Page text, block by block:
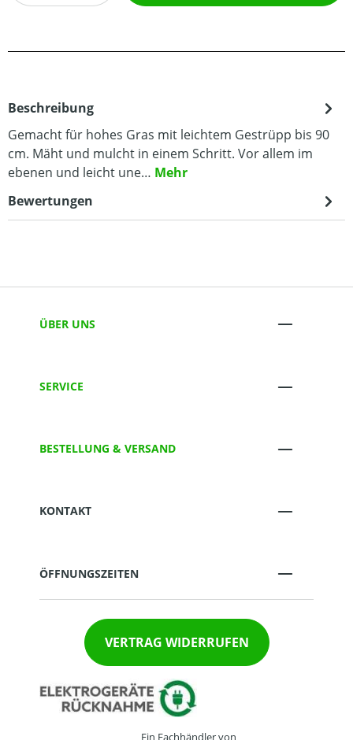
Beschreibung
Gemacht für hohes Gras mit leichtem Gestrüpp bis 90
cm. Mäht und mulcht in einem Schritt. Vor allem im
ebenen und leicht une… Mehr
Bewertungen
ÜBER UNS
SERVICE
BESTELLUNG & VERSAND
KONTAKT
ÖFFNUNGSZEITEN
VERTRAG WIDERRUFEN
Ein Fachhändler von